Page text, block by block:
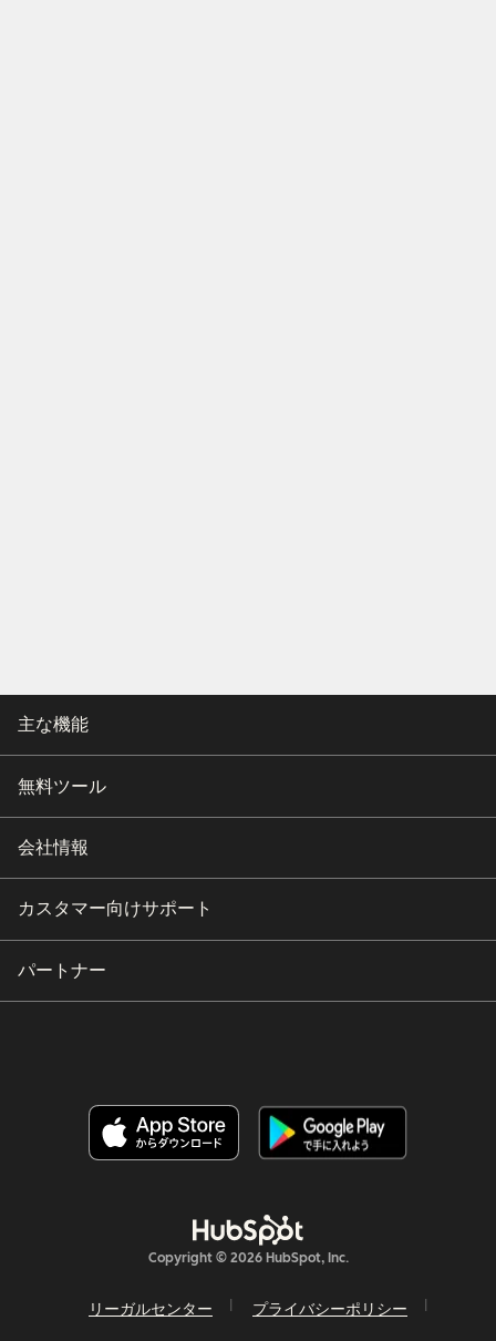
主な機能
無料ツール
会社情報
カスタマー向けサポート
パートナー
Copyright © 2026 HubSpot, Inc.
リーガルセンター プライバシーポリシー